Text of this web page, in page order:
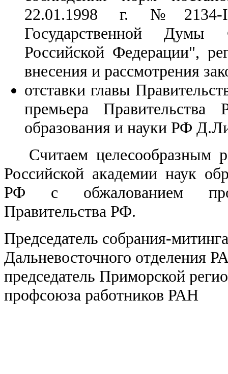
22.01.1998 г.
Государственной Думы
Российской Федерации",
внесения и рассмотрения
отставки главы
премьера
образования и науки РФ
Считаем целесообразным
Российской академии наук
РФ с обжалованием
Правительства РФ.
Председатель собрания-
Дальневосточного отделения
председатель Приморской
профсоюза работников РАН